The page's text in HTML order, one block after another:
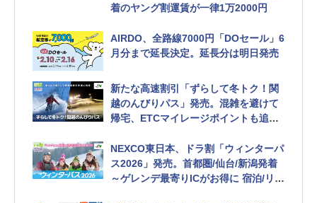
着のヤング割運賃が一律1万2000円
AIRDO、全路線7000円「DOセール」6
月分まで延長決定。延長分は明日発売
新たな高速割引「ずらして冬トク！関
越のんびりパス」発売。混雑を避けて
帰宅、ETCマイレージポイントも追加
NEXCO東日本、ドラ割「ウィンターパ
ス2026」発売。首都圏/仙台/新潟発着
～ゲレンデ最寄りICがお得に 宿泊/リフ